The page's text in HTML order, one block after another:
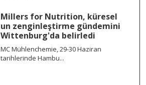
Millers for Nutrition, küresel
un zenginleştirme gündemini
Wittenburg'da belirledi
MC Mühlenchemie, 29-30 Haziran
tarihlerinde Hambu...